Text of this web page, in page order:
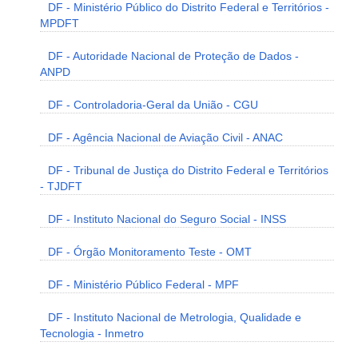
DF - Ministério Público do Distrito Federal e Territórios -
MPDFT
DF - Autoridade Nacional de Proteção de Dados -
ANPD
DF - Controladoria-Geral da União - CGU
DF - Agência Nacional de Aviação Civil - ANAC
DF - Tribunal de Justiça do Distrito Federal e Territórios
- TJDFT
DF - Instituto Nacional do Seguro Social - INSS
DF - Órgão Monitoramento Teste - OMT
DF - Ministério Público Federal - MPF
DF - Instituto Nacional de Metrologia, Qualidade e
Tecnologia - Inmetro